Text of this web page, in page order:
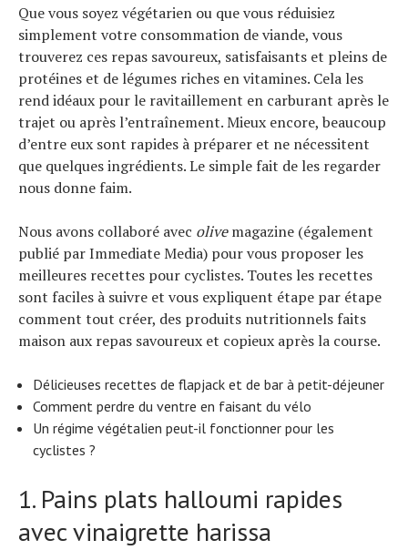
Que vous soyez végétarien ou que vous réduisiez
simplement votre consommation de viande, vous
trouverez ces repas savoureux, satisfaisants et pleins de
protéines et de légumes riches en vitamines. Cela les
rend idéaux pour le ravitaillement en carburant après le
trajet ou après l’entraînement. Mieux encore, beaucoup
d’entre eux sont rapides à préparer et ne nécessitent
que quelques ingrédients. Le simple fait de les regarder
nous donne faim.
Nous avons collaboré avec olivemagazine (également
publié par Immediate Media) pour vous proposer les
meilleures recettes pour cyclistes. Toutes les recettes
sont faciles à suivre et vous expliquent étape par étape
comment tout créer, des produits nutritionnels faits
maison aux repas savoureux et copieux après la course.
Délicieuses recettes de flapjack et de bar à petit-déjeuner
Comment perdre du ventre en faisant du vélo
Un régime végétalien peut-il fonctionner pour les
cyclistes ?
1. Pains plats halloumi rapides
avec vinaigrette harissa